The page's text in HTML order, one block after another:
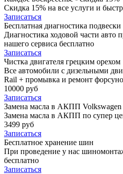
Скидка 15% на все услуги и
Записаться
Бесплатная диагностика
Диагностика ходовой части авто
нашего сервиса бесплатно
Записаться
Чистка двигателя грецким орехом
Все автомобили c дизельными
Rail + промывка и ремонт
10000 руб
Записаться
Замена масла в АКПП Volkswagen
Замена масла в АКПП по супер
3499 руб
Записаться
Бесплатное хранение шин
При проведение у нас
бесплатно
Записаться